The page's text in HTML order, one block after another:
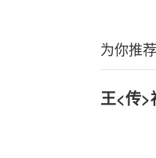
为你推荐
王<传>